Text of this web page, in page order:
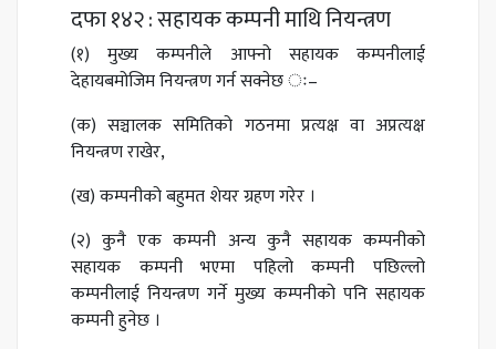
दफा १४२ : सहायक कम्पनी माथि नियन्त्रण
(१) मुख्य कम्पनीले आफ्नो सहायक कम्पनीलाई
देहायबमोजिम नियन्त्रण गर्न सक्नेछ ः–
(क) सञ्चालक समितिको गठनमा प्रत्यक्ष वा अप्रत्यक्ष
नियन्त्रण राखेर,
(ख) कम्पनीको बहुमत शेयर ग्रहण गरेर ।
(२) कुनै एक कम्पनी अन्य कुनै सहायक कम्पनीको
सहायक कम्पनी भएमा पहिलो कम्पनी पछिल्लो
कम्पनीलाई नियन्त्रण गर्ने मुख्य कम्पनीको पनि सहायक
कम्पनी हुनेछ ।